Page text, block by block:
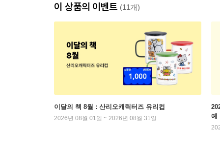
이 상품의 이벤트 (11개)
이달의 책 8월 : 산리오캐릭터즈 유리컵
2026년 08월 01일 ~ 2026년 08월 31일
예